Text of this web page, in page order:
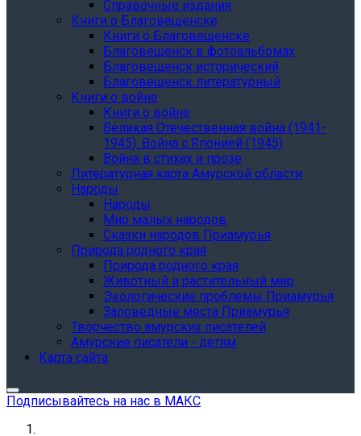
Справочные издания
Книги о Благовещенске
Книги о Благовещенске
Благовещенск в фотоальбомах
Благовещенск исторический
Благовещенск литературный
Книги о войне
Книги о войне
Великая Отечественная война (1941-
1945). Война с Японией (1945)
Война в стихах и прозе
Литературная карта Амурской области
Народы
Народы
Мир малых народов
Сказки народов Приамурья
Природа родного края
Природа родного края
Животный и растительный мир
Экологические проблемы Приамурья
Заповедные места Приамурья
Творчество амурских писателей
Амурские писатели - детям
Карта сайта
Подписывайтесь на нас в МАКС